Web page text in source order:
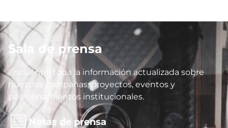
Imagen
Sala de prensa
Encuentra toda la información actualizada sobre
nuestras campañas, proyectos, eventos y
posicionamientos institucionales.
Notas de prensa